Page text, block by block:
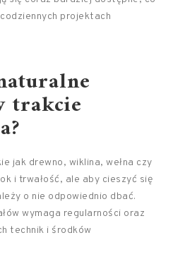
projektach
trakcie
jak drewno, wiklina, wełna czy
i trwałość, ale aby cieszyć się
o nie odpowiednio dbać.
wymaga regularności oraz
technik i środków